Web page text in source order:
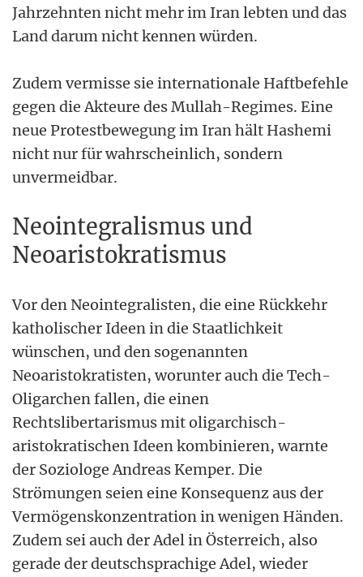
Jahrzehnten nicht mehr im Iran lebten und das
Land darum nicht kennen würden.
Zudem vermisse sie internationale Haftbefehle
gegen die Akteure des Mullah-Regimes. Eine
neue Protestbewegung im Iran hält Hashemi
nicht nur für wahrscheinlich, sondern
unvermeidbar.
Neointegralismus und
Neoaristokratismus
Vor den Neointegralisten, die eine Rückkehr
katholischer Ideen in die Staatlichkeit
wünschen, und den sogenannten
Neoaristokratisten, worunter auch die Tech-
Oligarchen fallen, die einen
Rechtslibertarismus mit oligarchisch-
aristokratischen Ideen kombinieren, warnte
der Soziologe Andreas Kemper. Die
Strömungen seien eine Konsequenz aus der
Vermögenskonzentration in wenigen Händen.
Zudem sei auch der Adel in Österreich, also
gerade der deutschsprachige Adel, wieder